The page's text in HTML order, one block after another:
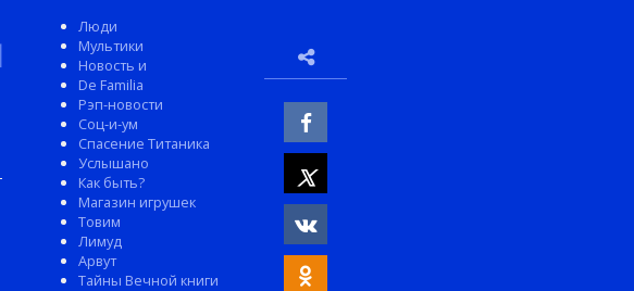
Люди
Мультики
Новость и
De Familia
Рэп-новости
Соц-и-ум
Спасение Титаника
Услышано
Как быть?
Магазин игрушек
Товим
Лимуд
Арвут
Тайны Вечной книги